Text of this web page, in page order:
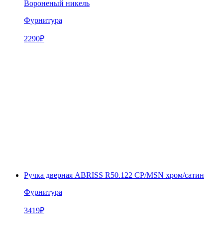
Вороненый никель
Фурнитура
2290₽
Ручка дверная ABRISS R50.122 CP/MSN хром/сатин
Фурнитура
3419₽